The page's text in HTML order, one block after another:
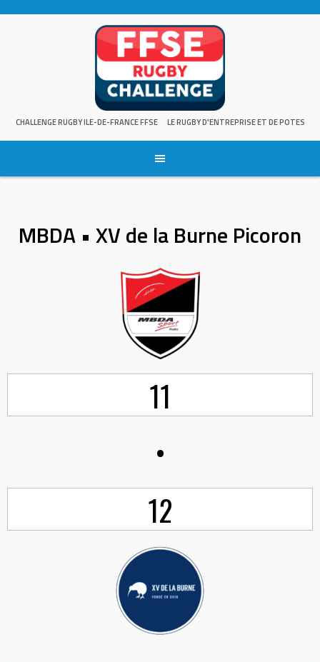
CHALLENGE RUGBY ILE-DE-FRANCE FFSE LE RUGBY D'ENTREPRISE ET DE POTES
MBDA • XV de la Burne Picoron
11
•
12